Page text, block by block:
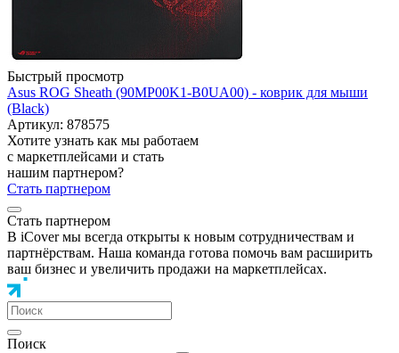
Быстрый просмотр
Asus ROG Sheath (90MP00K1-B0UA00) - коврик для мыши
(Black)
Артикул: 878575
Хотите узнать как мы работаем
с маркетплейсами и стать
нашим партнером?
Стать партнером
Стать партнером
В iCover мы всегда открыты к новым сотрудничествам и
партнёрствам. Наша команда готова помочь вам расширить
ваш бизнес и увеличить продажи на маркетплейсах.
Поиск